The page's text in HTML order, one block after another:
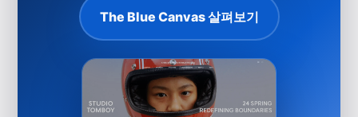
The Blue Canvas 살펴보기